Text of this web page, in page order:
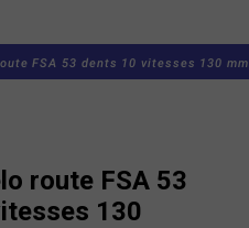
FSA 53 dents 10 vitesses 130 mm
route FSA 53
130